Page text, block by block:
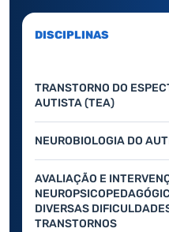
DISCIPLINAS
TRANSTORNO DO
AUTISTA (TEA)
NEUROBIOLOGIA DO
AVALIAÇÃO E
DIVERSAS
TRANSTORNOS